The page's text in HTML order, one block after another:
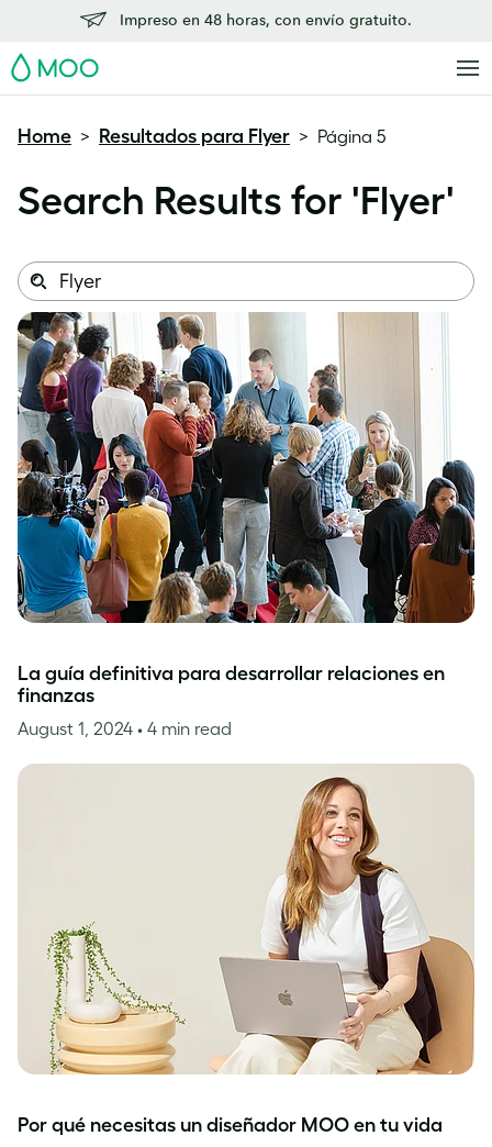
Impreso en 48 horas, con envío gratuito.
MOO
Home > Resultados para Flyer > Página 5
Search Results for 'Flyer'
Search
this
site:
Search
La guía definitiva para desarrollar relaciones en
finanzas
August 1, 2024 • 4 min read
Por qué necesitas un diseñador MOO en tu vida